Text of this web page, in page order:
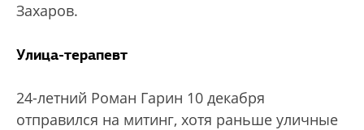
Захаров.
Улица-терапевт
24-летний Роман Гарин 10 декабря
отправился на митинг, хотя раньше уличные